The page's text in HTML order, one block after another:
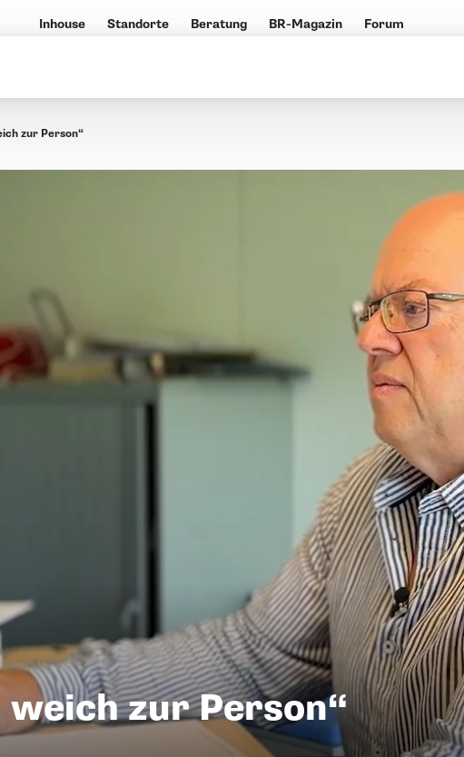
Inhouse Standorte Beratung BR-Magazin Forum
zur Person“
zur Person“